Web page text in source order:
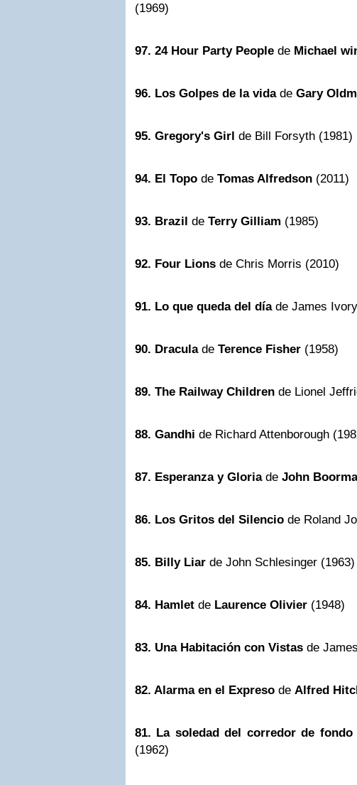
(1969)
97. 24 Hour Party People de Michael
96. Los Golpes de la vidade Gary
95. Gregory's Girl de Bill Forsyth (1981)
94. El Topo de Tomas Alfredson (2011)
93. Brazil de Terry Gilliam (1985)
92. Four Lions de Chris Morris (2010)
91. Lo que queda del día de James
90. Draculade Terence Fisher (1958)
89. The Railway Children de Lionel
88. Gandhi de Richard Attenborough
87. Esperanza y Gloria de John
86. Los Gritos del Silencio de Roland
85. Billy Liar de John Schlesinger (1963)
84. Hamlet de Laurence Olivier (1948)
83. Una Habitación con Vistas de
82. Alarma en el Expreso de Alfred
81. La soledad del corredor de
(1962)